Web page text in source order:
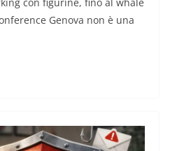
con figurine, fino al whale
Genova non è una